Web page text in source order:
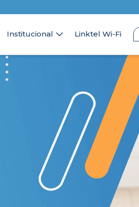
Institucional Linktel Wi-Fi